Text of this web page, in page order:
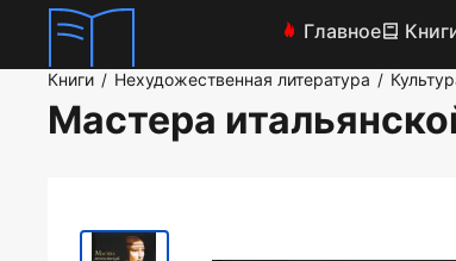
Главное
Книги / Нехудожественная литература /
Мастера